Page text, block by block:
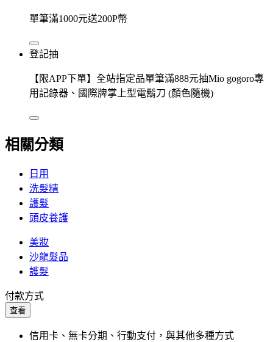
單筆滿1000元送200P幣
登記抽
【限APP下單】全站指定品單筆滿888元抽Mio gogoro專
用記錄器、國際牌掌上型電鬍刀 (顏色隨機)
相關分類
日用
洗髮精
護髮
頭皮養護
美妝
沙龍髮品
護髮
付款方式
查看
信用卡、無卡分期、行動支付，與其他多種方式